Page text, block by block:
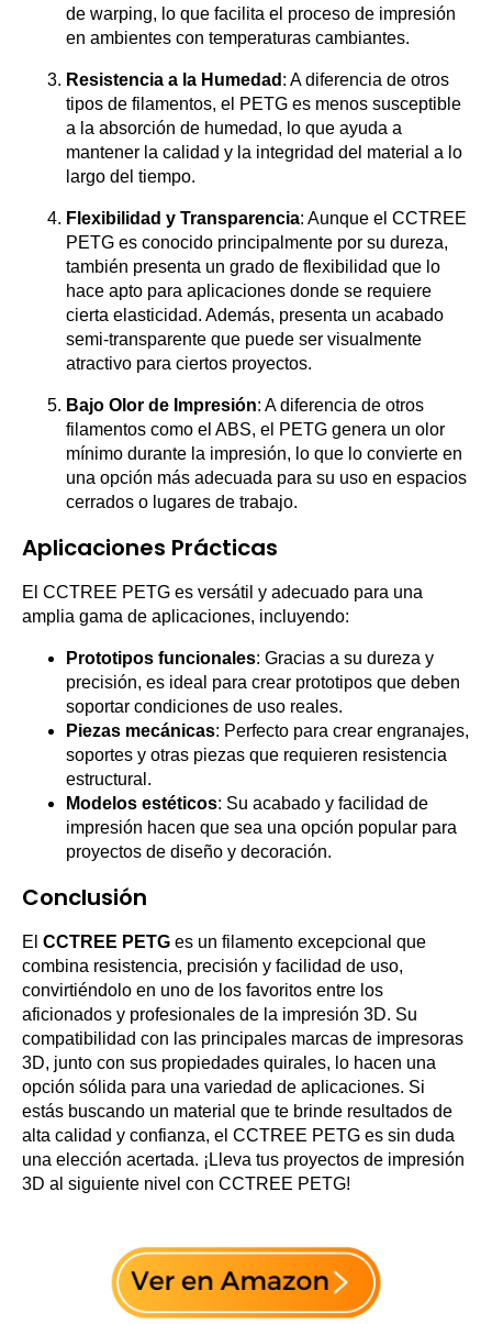
de warping, lo que facilita el proceso de impresión
en ambientes con temperaturas cambiantes.
Resistencia a la Humedad : A diferencia de otros
tipos de filamentos, el PETG es menos susceptible
a la absorción de humedad, lo que ayuda a
mantener la calidad y la integridad del material a lo
largo del tiempo.
Flexibilidad y Transparencia: Aunque el CCTREE
PETG es conocido principalmente por su dureza,
también presenta un grado de flexibilidad que lo
hace apto para aplicaciones donde se requiere
cierta elasticidad. Además, presenta un acabado
semi-transparente que puede ser visualmente
atractivo para ciertos proyectos.
Bajo Olor de Impresión: A diferencia de otros
filamentos como el ABS, el PETG genera un olor
mínimo durante la impresión, lo que lo convierte en
una opción más adecuada para su uso en espacios
cerrados o lugares de trabajo.
Aplicaciones Prácticas
El CCTREE PETG es versátil y adecuado para una
amplia gama de aplicaciones, incluyendo:
Prototipos funcionales: Gracias a su dureza y
precisión, es ideal para crear prototipos que deben
soportar condiciones de uso reales.
Piezas mecánicas: Perfecto para crear engranajes,
soportes y otras piezas que requieren resistencia
estructural.
Modelos estéticos: Su acabado y facilidad de
impresión hacen que sea una opción popular para
proyectos de diseño y decoración.
Conclusión
El CCTREE PETG es un filamento excepcional que
combina resistencia, precisión y facilidad de uso,
convirtiéndolo en uno de los favoritos entre los
aficionados y profesionales de la impresión 3D. Su
compatibilidad con las principales marcas de impresoras
3D, junto con sus propiedades quirales, lo hacen una
opción sólida para una variedad de aplicaciones. Si
estás buscando un material que te brinde resultados de
alta calidad y confianza, el CCTREE PETG es sin duda
una elección acertada. ¡Lleva tus proyectos de impresión
3D al siguiente nivel con CCTREE PETG!